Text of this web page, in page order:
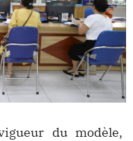
du modèle,